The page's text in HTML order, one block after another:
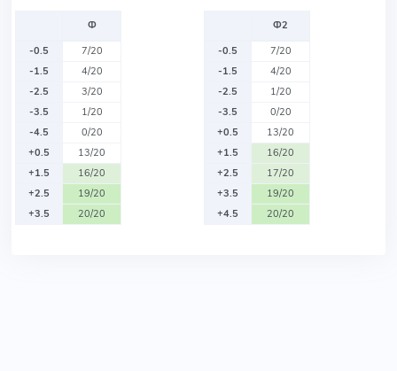
Ф
-0.5
7/20
-1.5
4/20
-2.5
3/20
-3.5
1/20
-4.5
0/20
+0.5
13/20
+1.5
16/20
+2.5
19/20
+3.5
20/20
Ф2
-0.5
7/20
-1.5
4/20
-2.5
1/20
-3.5
0/20
+0.5
13/20
+1.5
16/20
+2.5
17/20
+3.5
19/20
+4.5
20/20